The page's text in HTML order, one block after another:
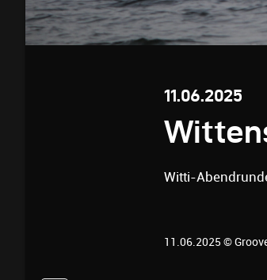
11.06.2025
Witti-
11.06.2025 ©